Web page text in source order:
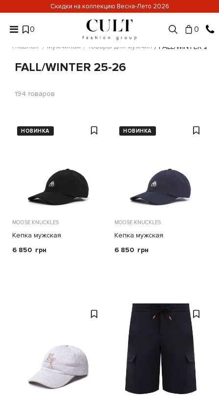
Скидки на коллекцию Весна-Лето 2026
0 0
Главная Мужчинам Товары для мужчин FALL/WINTER 25-
FALL/WINTER 25-26
194 товаров
НОВИНКА
MOOSE KNUCKLES
Кепка мужская
6 850 грн
НОВИНКА
MOOSE KNUCKLES
Кепка мужская
6 850 грн